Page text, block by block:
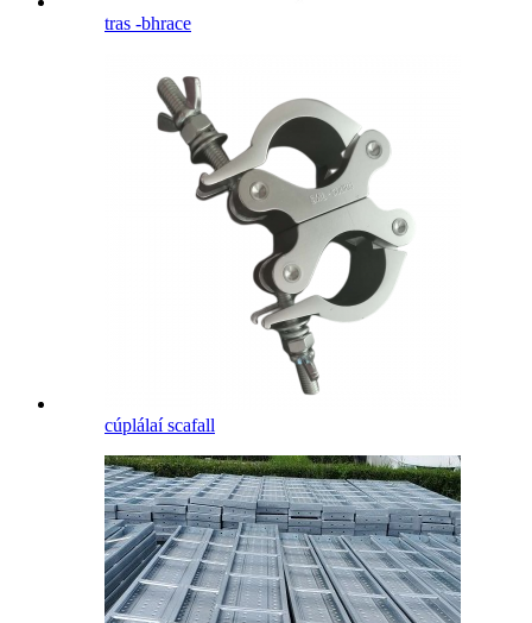
tras -bhrace
cúplálaí scafall